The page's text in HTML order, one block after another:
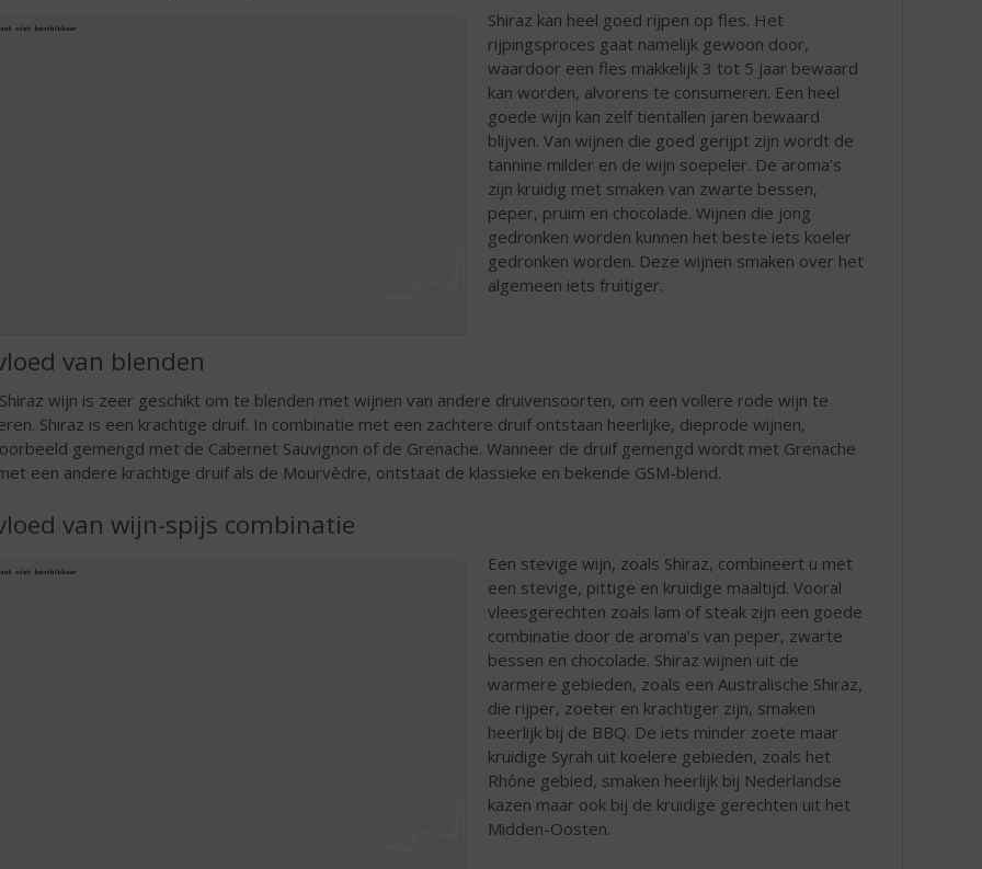
Shiraz kan heel goed rijpen op fles. Het
rijpingsproces gaat namelijk gewoon door,
waardoor een fles makkelijk 3 tot 5 jaar bewaard
kan worden, alvorens te consumeren. Een heel
goede wijn kan zelf tientallen jaren bewaard
blijven. Van wijnen die goed gerijpt zijn wordt de
tannine milder en de wijn soepeler. De aroma’s
zijn kruidig met smaken van zwarte bessen,
peper, pruim en chocolade. Wijnen die jong
gedronken worden kunnen het beste iets koeler
gedronken worden. Deze wijnen smaken over het
algemeen iets fruitiger.
van blenden
wijn is zeer geschikt om te blenden met wijnen van andere druivensoorten, om een vollere rode wijn te
Shiraz is een krachtige druif. In combinatie met een zachtere druif ontstaan heerlijke, dieprode wijnen,
gemengd met de Cabernet Sauvignon of de Grenache. Wanneer de druif gemengd wordt met Grenache
een andere krachtige druif als de Mourvèdre, ontstaat de klassieke en bekende GSM-blend.
van wijn-spijs combinatie
Een stevige wijn, zoals Shiraz, combineert u met
een stevige, pittige en kruidige maaltijd. Vooral
vleesgerechten zoals lam of steak zijn een goede
combinatie door de aroma’s van peper, zwarte
bessen en chocolade. Shiraz wijnen uit de
warmere gebieden, zoals een Australische Shiraz,
die rijper, zoeter en krachtiger zijn, smaken
heerlijk bij de BBQ. De iets minder zoete maar
kruidige Syrah uit koelere gebieden, zoals het
Rhône gebied, smaken heerlijk bij Nederlandse
kazen maar ook bij de kruidige gerechten uit het
Midden-Oosten.